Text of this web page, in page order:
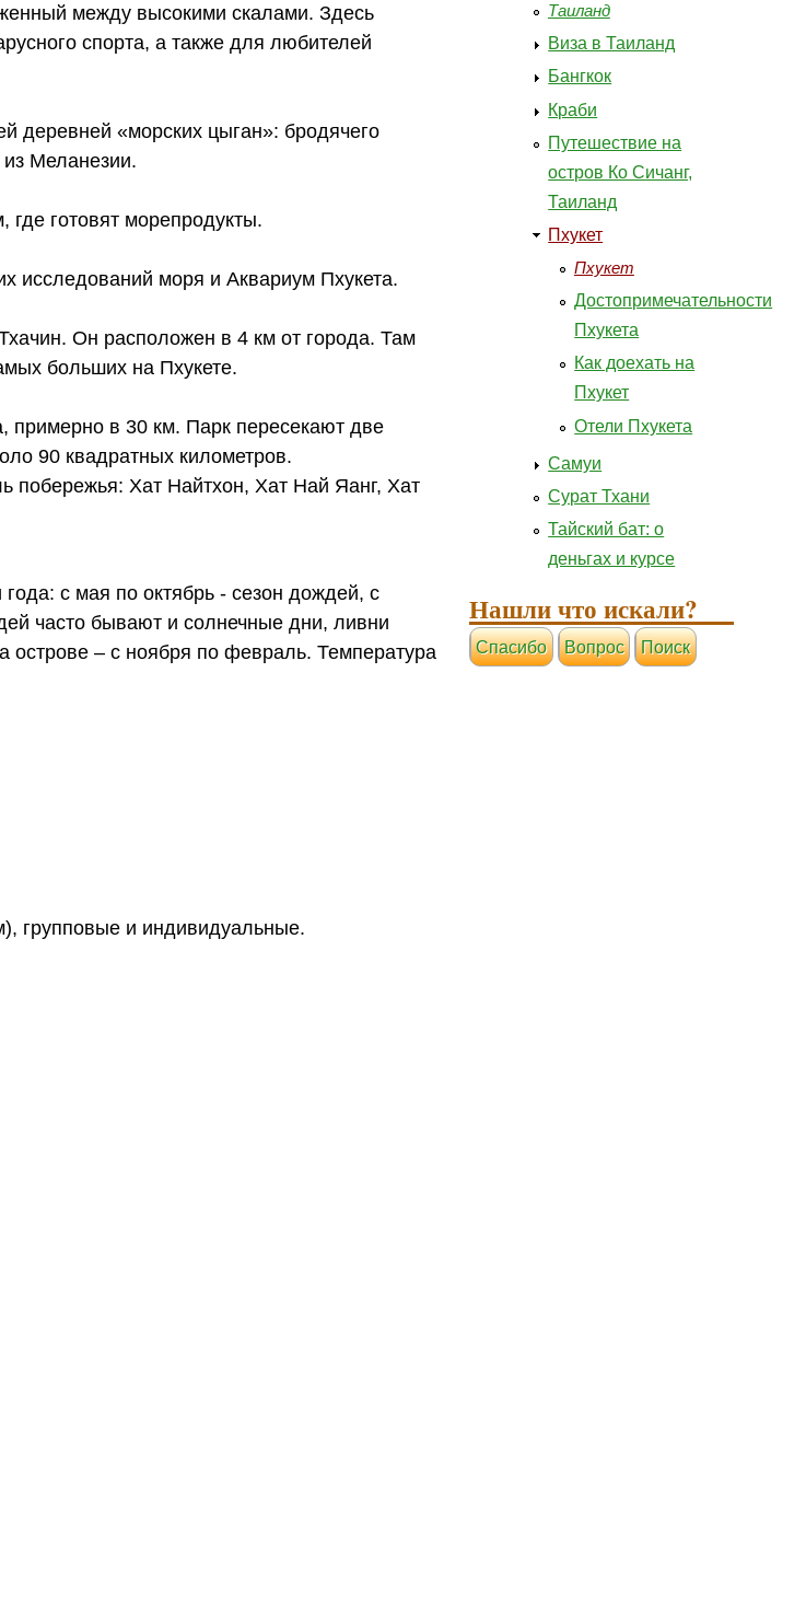
между высокими скалами. Здесь
спорта, а также для любителей
деревней «морских цыган»: бродячего
Меланезии.
готовят морепродукты.
исследований моря и Аквариум Пхукета.
Он расположен в 4 км от города. Там
больших на Пхукете.
примерно в 30 км. Парк пересекают две
90 квадратных километров.
побережья: Хат Найтхон, Хат Най Яанг, Хат
с мая по октябрь - сезон дождей, с
часто бывают и солнечные дни, ливни
– с ноября по февраль. Температура
групповые и индивидуальные.
Таиланд
Виза в Таиланд
Бангкок
Краби
Путешествие на
остров Ко Сичанг,
Таиланд
Пхукет
Пхукет
Достопримечательности
Пхукета
Как доехать на
Пхукет
Отели Пхукета
Самуи
Сурат Тхани
Тайский бат: о
деньгах и курсе
Нашли что искали?
Cпасибо Вопрос Поиск